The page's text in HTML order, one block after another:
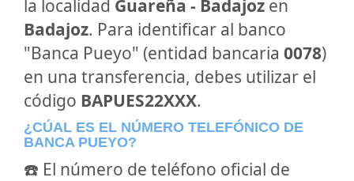
la localidad Guareña - Badajoz en
Badajoz. Para identificar al banco
"Banca Pueyo" (entidad bancaria 0078)
en una transferencia, debes utilizar el
código BAPUES22XXX.
¿CÚAL ES EL NÚMERO TELEFÓNICO DE
BANCA PUEYO?
☎️ El número de teléfono oficial de